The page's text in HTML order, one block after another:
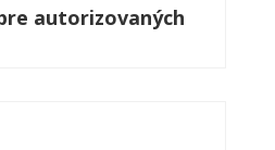
autorizovaných